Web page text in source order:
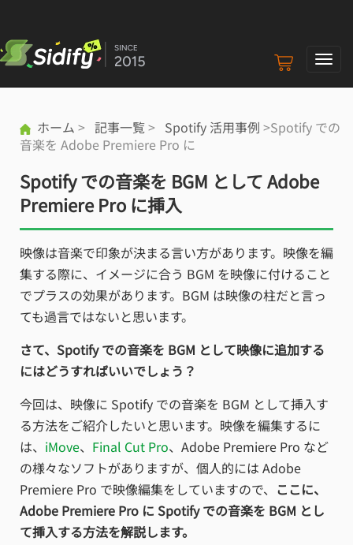
ナ
シ
替
え
ホーム > 記事一覧> Spotify 活用事例 >Spotify での
音楽を Adobe Premiere Pro に
Spotify での音楽を BGM として Adobe
Premiere Pro に挿入
映像は音楽で印象が決まる言い方があります。映像を編
集する際に、イメージに合う BGM を映像に付けること
でプラスの効果があります。BGM は映像の柱だと言っ
ても過言ではないと思います。
さて、Spotify での音楽を BGM として映像に追加する
にはどうすればいいでしょう？
今回は、映像に Spotify での音楽を BGM として挿入す
る方法をご紹介したいと思います。映像を編集するに
は、 iMove、 Final Cut Pro、Adobe Premiere Pro など
の様々なソフトがありますが、個人的には Adobe
Premiere Pro で映像編集をしていますので、 ここに、
Adobe Premiere Pro に Spotify での音楽を BGM とし
て挿入する方法を解説します。